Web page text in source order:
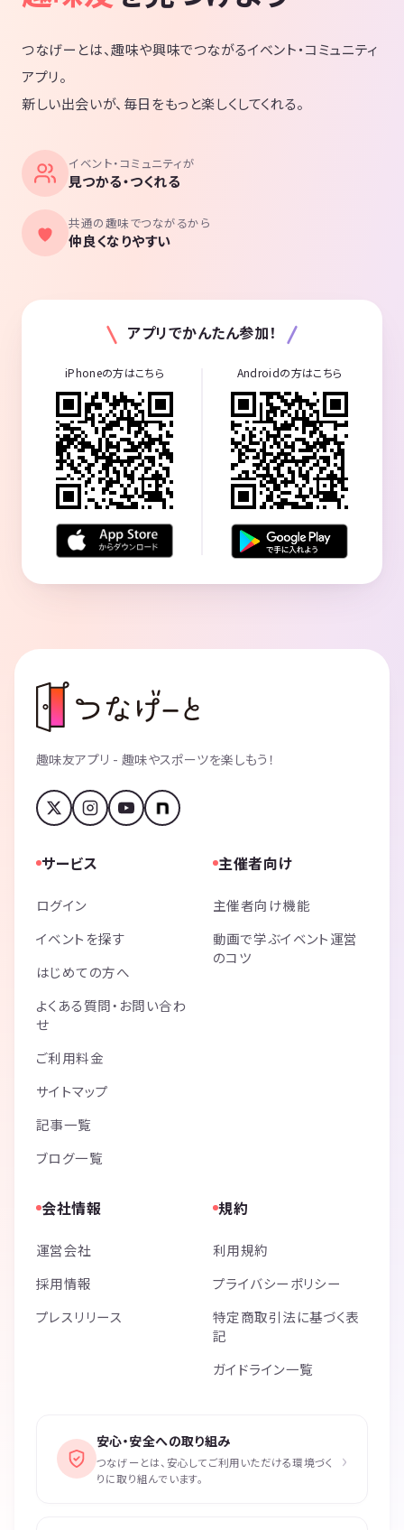
つなげーとは、趣味や興味でつながるイベント・コミュニティ
アプリ。
新しい出会いが、毎日をもっと楽しくしてくれる。
イベント・コミュニティが
見つかる・つくれる
共通の趣味でつながるから
仲良くなりやすい
アプリでかんたん参加！
iPhoneの方はこちら Androidの方はこちら
趣味友アプリ - 趣味やスポーツを楽しもう！
サービス
ログイン
イベントを探す
はじめての方へ
よくある質問・お問い合わ
せ
ご利用料金
サイトマップ
記事一覧
ブログ一覧
主催者向け
主催者向け機能
動画で学ぶイベント運営
のコツ
会社情報
運営会社
採用情報
プレスリリース
規約
利用規約
プライバシーポリシー
特定商取引法に基づく表
記
ガイドライン一覧
安心・安全への取り組み
つなげーとは、安心してご利用いただける環境づく
りに取り組んでいます。
›